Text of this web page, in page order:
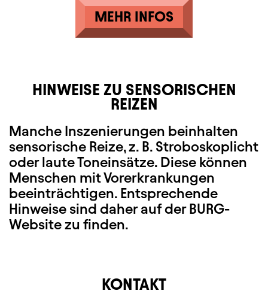
MEHR INFOS
HINWEISE ZU SENSORISCHEN
REIZEN
Manche Inszenierungen beinhalten
sensorische Reize, z. B. Stroboskoplicht
oder laute Toneinsätze. Diese können
Menschen mit Vorerkrankungen
beeinträchtigen. Entsprechende
Hinweise sind daher auf der BURG-
Website zu finden.
KONTAKT